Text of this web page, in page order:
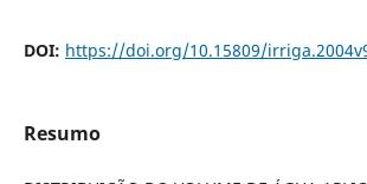
DOI: https://doi.org/10.15809/
Resumo